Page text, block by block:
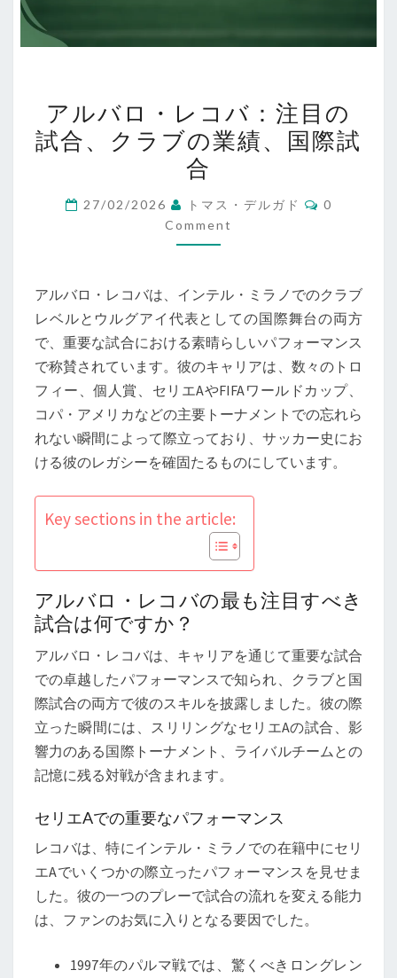
ル
バ
ロ・
コ
バ：
の
試
合、
ク
ラ
ブ
の
業
績、
国
試
合
アルバロ・レコバ：注目の
試合、クラブの業績、国際試
合
27/02/2026 トマス・デルガド Comments
0
Comment
アルバロ・レコバは、インテル・ミラノでのクラブ
レベルとウルグアイ代表としての国際舞台の両方
で、重要な試合における素晴らしいパフォーマンス
で称賛されています。彼のキャリアは、数々のトロ
フィー、個人賞、セリエAやFIFAワールドカップ、
コパ・アメリカなどの主要トーナメントでの忘れら
れない瞬間によって際立っており、サッカー史にお
ける彼のレガシーを確固たるものにしています。
Key sections in the article:
アルバロ・レコバの最も注目すべき
試合は何ですか？
アルバロ・レコバは、キャリアを通じて重要な試合
での卓越したパフォーマンスで知られ、クラブと国
際試合の両方で彼のスキルを披露しました。彼の際
立った瞬間には、スリリングなセリエAの試合、影
響力のある国際トーナメント、ライバルチームとの
記憶に残る対戦が含まれます。
セリエAでの重要なパフォーマンス
レコバは、特にインテル・ミラノでの在籍中にセリ
エAでいくつかの際立ったパフォーマンスを見せま
した。彼の一つのプレーで試合の流れを変える能力
は、ファンのお気に入りとなる要因でした。
1997年のパルマ戦では、驚くべきロングレン